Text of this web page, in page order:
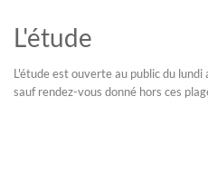
L'étude
L'étude est ouverte au public du
sauf rendez-vous donné hors ces